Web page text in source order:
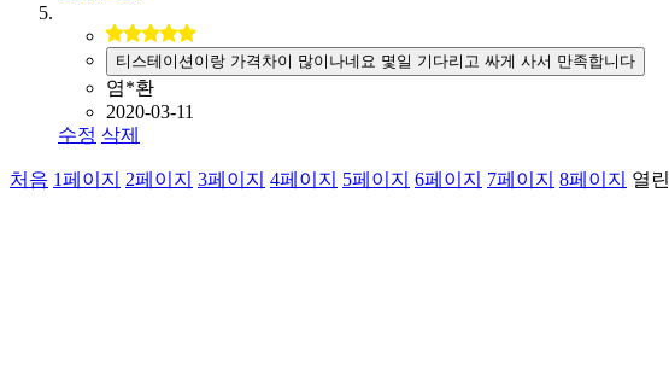
티스테이션이랑 가격차이 많이나네요 몇일 기다리고 싸게 사서 만족합니다
염*환
2020-03-11
수정 삭제
처음 1페이지 2페이지 3페이지 4페이지 5페이지 6페이지 7페이지 8페이지 열린